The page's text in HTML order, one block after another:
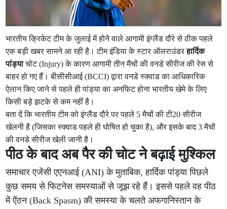
भारतीय क्रिकेट टीम के जुलाई में होने वाले आगामी इंग्लैंड दौरे से ठीक पहले
एक बड़ी खबर सामने आ रही है। टीम इंडिया के स्टार ऑलराउंडरहार्दिक
पांड्याचोट (Injury) के कारण आगामी तीन मैचों की वनडे सीरीज की रेस से
बाहर हो गए हैं। बीसीसीआई (BCCI) द्वारा वनडे स्क्वाड का आधिकारिक
ऐलान किए जाने से पहले ही पांड्या का अनफिट होना भारतीय खेमे के लिए
किसी बड़े झटके से कम नहीं है।
बता दें कि भारतीय टीम को इंग्लैंड दौरे पर पहले 5 मैचों की टी20 सीरीज
खेलनी है (जिसका स्क्वाड पहले ही घोषित हो चुका है), और इसके बाद 3 मैचों
की वनडे सीरीज खेली जानी है।
पीठ के बाद अब पैर की चोट ने बढ़ाई मुश्किल
समाचार एजेंसी एएनआई (ANI) के मुताबिक, हार्दिक पांड्या पिछले
कुछ समय से फिटनेस समस्याओं से जूझ रहे हैं। इससे पहले वह पीठ
में ऐंठन (Back Spasm) की समस्या के चलते अफगानिस्तान के